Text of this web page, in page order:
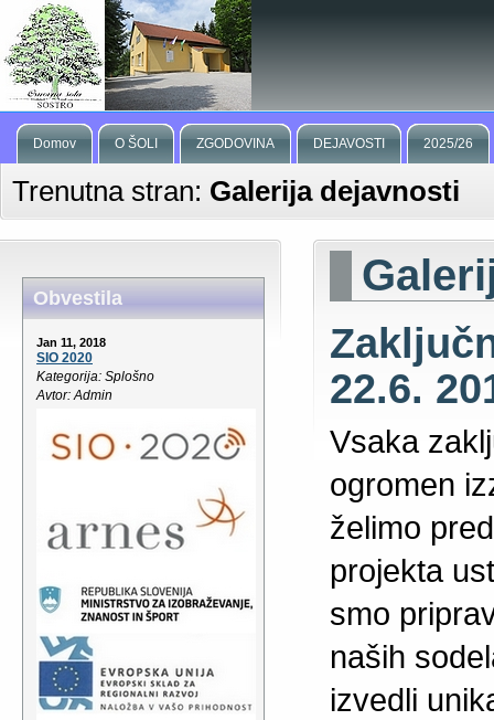
Domov O ŠOLI ZGODOVINA DEJAVOSTI 2025/26
Trenutna stran: Galerija dejavnosti
Obvestila
Jan 11, 2018
SIO 2020
Kategorija: Splošno
Avtor: Admin
22.6.
Vsaka
ogromen
želimo
projekta
smo
naših
izvedli